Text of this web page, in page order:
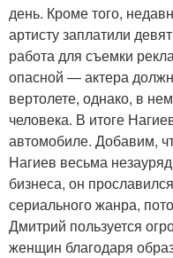
день. Кроме того,
артисту заплатили
работа для съемки
опасной — актера
вертолете, однако, в
человека. В итоге
автомобиле. Добавим,
Нагиев весьма
бизнеса, он
сериального жанра,
Дмитрий пользуется
женщин благодаря